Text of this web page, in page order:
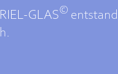
GLAS©